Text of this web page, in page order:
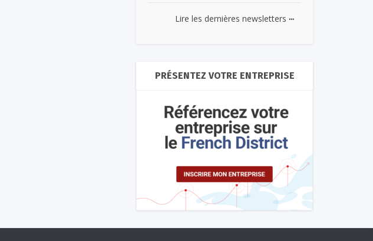
Lire les dernières newsletters ...
PRÉSENTEZ VOTRE ENTREPRISE